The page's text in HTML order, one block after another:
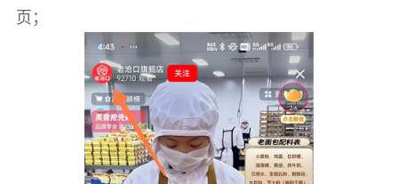
页；‌‌